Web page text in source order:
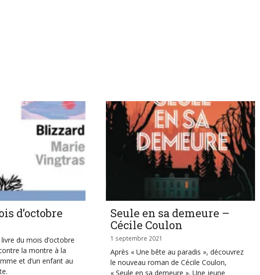
d’octobre
du mois d’octobre
la montre à la
et d’un enfant au
Seule en sa demeure –
Cécile Coulon
1 septembre 2021
Après « Une bête au paradis », découvrez
le nouveau roman de Cécile Coulon,
« Seule en sa demeure ». Une jeune